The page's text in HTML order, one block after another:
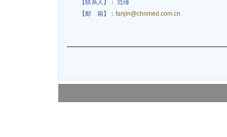
【联系人】： 范瑾
【邮 箱】： fanjin@chnmed.com.cn